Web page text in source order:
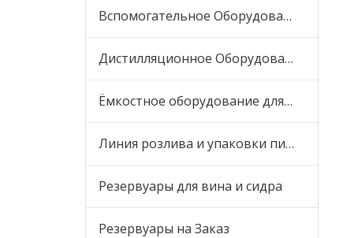
Вспомогательное Оборудование
Дистилляционное Оборудование
Ёмкостное оборудование для пива
Линия розлива и упаковки пива
Резервуары для вина и сидра
Резервуары на Заказ